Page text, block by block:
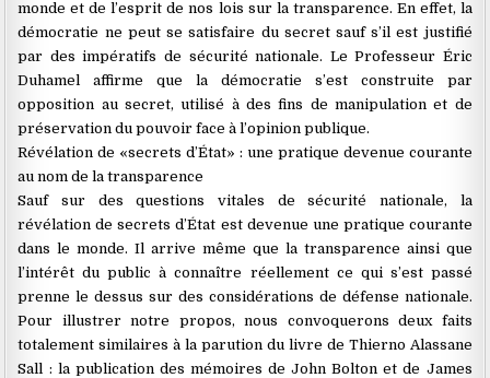
monde et de l’esprit de nos lois sur la transparence. En effet, la
démocratie ne peut se satisfaire du secret sauf s’il est justifié
par des impératifs de sécurité nationale. Le Professeur Éric
Duhamel affirme que la démocratie s’est construite par
opposition au secret, utilisé à des fins de manipulation et de
préservation du pouvoir face à l’opinion publique.
Révélation de «secrets d’État» : une pratique devenue courante
au nom de la transparence
Sauf sur des questions vitales de sécurité nationale, la
révélation de secrets d’État est devenue une pratique courante
dans le monde. Il arrive même que la transparence ainsi que
l’intérêt du public à connaître réellement ce qui s’est passé
prenne le dessus sur des considérations de défense nationale.
Pour illustrer notre propos, nous convoquerons deux faits
totalement similaires à la parution du livre de Thierno Alassane
Sall : la publication des mémoires de John Bolton et de James